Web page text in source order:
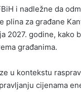
i nadležne da
plina za građane
2027. godine, kako
građanima.
u kontekstu
cijenama